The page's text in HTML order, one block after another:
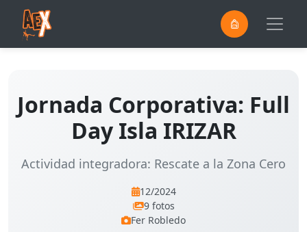
Jornada Corporativa: Full
Day Isla IRIZAR
Actividad integradora: Rescate a la Zona Cero
12/2024
9 fotos
Fer Robledo